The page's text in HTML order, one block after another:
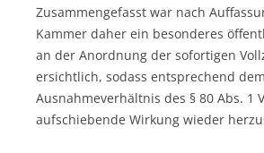
Zusammengefasst war nach
Kammer daher ein besonderes
an der Anordnung der sofortigen
ersichtlich, sodass entsprechend
Ausnahmeverhältnis des § 80 Abs. 1
aufschiebende Wirkung wieder